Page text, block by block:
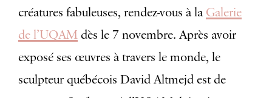
créatures fabuleuses, rendez-vous à la Galerie
de l’UQAMdès le 7 novembre. Après avoir
exposé ses œuvres à travers le monde, le
sculpteur québécois David Altmejd est de